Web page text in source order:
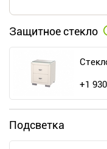
Защитное стекло
+1 930
Подсветка